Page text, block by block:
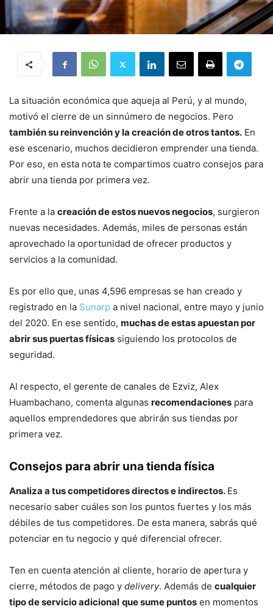
La situación económica que aqueja al Perú, y al mundo,
motivó el cierre de un sinnúmero de negocios. Pero
también su reinvención y la creación de otros tantos. En
ese escenario, muchos decidieron emprender una tienda.
Por eso, en esta nota te compartimos cuatro consejos para
abrir una tienda por primera vez.
Frente a la creación de estos nuevos negocios, surgieron
nuevas necesidades. Además, miles de personas están
aprovechado la oportunidad de ofrecer productos y
servicios a la comunidad.
Es por ello que, unas 4,596 empresas se han creado y
registrado en la Sunarp a nivel nacional, entre mayo y junio
del 2020. En ese sentido, muchas de estas apuestan por
abrir sus puertas físicas siguiendo los protocolos de
seguridad.
Al respecto, el gerente de canales de Ezviz, Alex
Huambachano, comenta algunas recomendaciones para
aquellos emprendedores que abrirán sus tiendas por
primera vez.
Consejos para abrir una tienda física
Analiza a tus competidores directos e indirectos. Es
necesario saber cuáles son los puntos fuertes y los más
débiles de tus competidores. De esta manera, sabrás qué
potenciar en tu negocio y qué diferencial ofrecer.
Ten en cuenta atención al cliente, horario de apertura y
cierre, métodos de pago y delivery. Además de cualquier
tipo de servicio adicional que sume puntos en momentos